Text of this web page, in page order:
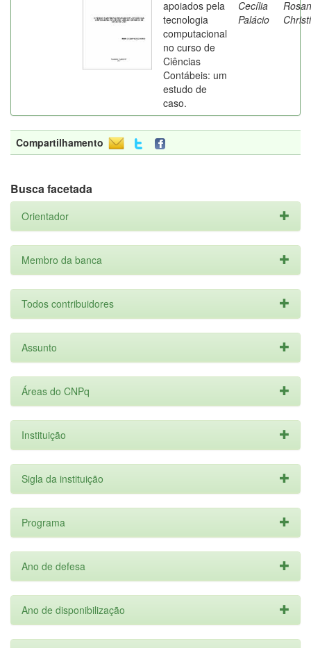
apoiados pela
tecnologia
computacional
no curso de
Ciências
Contábeis: um
estudo de
caso.
Cecília
Palácio
Rosan
Compartilhamento
Busca facetada
Orientador
Membro da banca
Todos contribuidores
Assunto
Áreas do CNPq
Instituição
Sigla da instituição
Programa
Ano de defesa
Ano de disponibilização